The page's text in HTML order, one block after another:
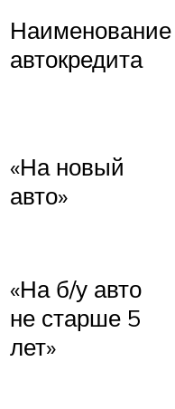
Наименование
автокредита
«На новый
авто»
«На б/у авто
не старше 5
лет»